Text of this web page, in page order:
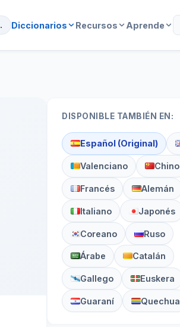
Diccionarios Recursos Aprende
DISPONIBLE TAMBIÉN EN:
Español (Original)
Valenciano Chino
Francés Alemán
Italiano Japonés
Coreano Ruso
Árabe Catalán
Gallego Euskera
Guaraní Quechua